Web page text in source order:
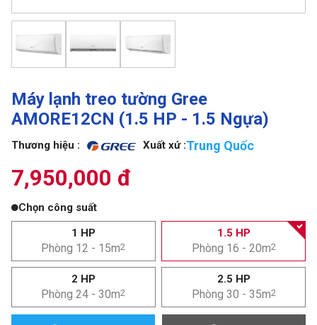
Máy lạnh treo tường Gree
AMORE12CN (1.5 HP - 1.5 Ngựa)
Thương hiệu : Xuất xứ :Trung Quốc
7,950,000 đ
Chọn công suất
1 HP
Phòng 12 - 15m2
1.5 HP
Phòng 16 - 20m2
2 HP
Phòng 24 - 30m2
2.5 HP
Phòng 30 - 35m2